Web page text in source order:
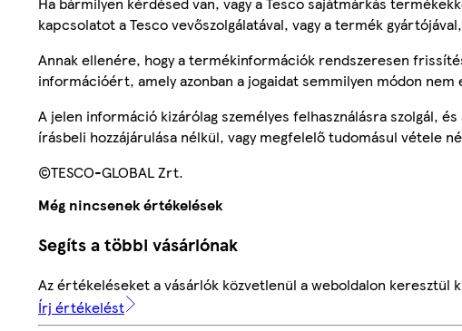
kapcsolatot a Tesco vevőszolgálatával, vagy a termék
Annak ellenére, hogy a termékinformációk rendszeresen
információért, amely azonban a jogaidat semmilyen módon nem
A jelen információ kizárólag személyes felhasználásra szolgál,
írásbeli hozzájárulása nélkül, vagy megfelelő tudomásul vétele
©TESCO-GLOBAL Zrt.
Még nincsenek értékelések
Segíts a többi vásárlónak
Az értékeléseket a vásárlók közvetlenül a weboldalon keresztül
Írj értékelést